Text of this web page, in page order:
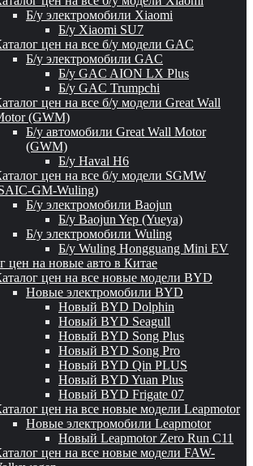
Б/у электромобили Xiaomi
Б/у Xiaomi SU7
цен на все б/у модели GAC
Б/у электромобили GAC
Б/у GAC AION LX Plus
Б/у GAC Trumpchi
цен на все б/у модели Great Wall
(GWM)
Б/у автомобили Great Wall Motor
(GWM)
Б/у Haval H6
цен на все б/у модели SGMW
GM-Wuling)
Б/у электромобили Baojun
Б/у Baojun Yep (Yueya)
Б/у электромобили Wuling
Б/у Wuling Hongguang Mini EV
цен на новые авто в Китае
цен на все новые модели BYD
Новые электромобили BYD
Новый BYD Dolphin
Новый BYD Seagull
Новый BYD Song Plus
Новый BYD Song Pro
Новый BYD Qin PLUS
Новый BYD Yuan Plus
Новый BYD Frigate 07
цен на все новые модели Leapmotor
Новые электромобили Leapmotor
Новый Leapmotor Zero Run C11
цен на все новые модели FAW-